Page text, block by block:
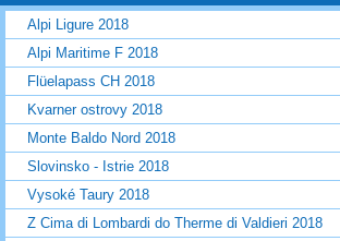
Alpi Ligure 2018
Alpi Maritime F 2018
Flüelapass CH 2018
Kvarner ostrovy 2018
Monte Baldo Nord 2018
Slovinsko - Istrie 2018
Vysoké Taury 2018
Z Cima di Lombardi do Therme di Valdieri 2018